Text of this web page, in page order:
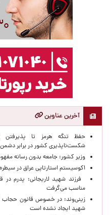
آخرین عناوین
حفظ تنگه هرمز تا پذیرفتن
شکست‌ناپذیری کشور در برابر دشمن
وزیر کشور: جامعه بدون رسانه
اکوسیستم استارتاپی عراق در
فرزند شهید لاریجانی: پدرم
مناسب می‌گرفت
زینی‌وند: در خصوص قانون حجاب
شهید ایجاد نشده است